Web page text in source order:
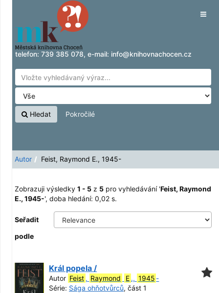
Zobrazuji výsledky1 - 5z
Přeskočit na obsah
telefon: 739 385 078, e-mail: info@knihovnachocen.cz
Hledat Pokročilé
Autor Feist, Raymond E., 1945-
Zobrazuji výsledky 1 - 5 z 5 pro vyhledávání 'Feist, Raymond
E., 1945-', doba hledání: 0,02 s.
Seřadit
podle
Král popela /
Autor Feist , Raymond E ., 1945 -
Série: Sága ohňotvůrců, část 1